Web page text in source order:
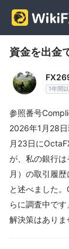
資金を出金
1年間
参照番号
2026年1月28
月23日に
が、私の銀行
月）の取引履
と述べました
らに調査中で
解決策はありま